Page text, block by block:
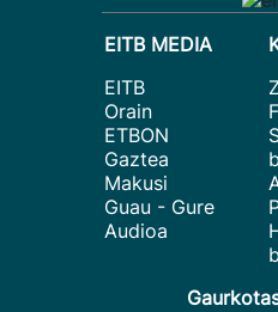
EITB MEDIA
EITB
Orain
ETBON
Gaztea
Makusi
Guau - Gure
Audioa